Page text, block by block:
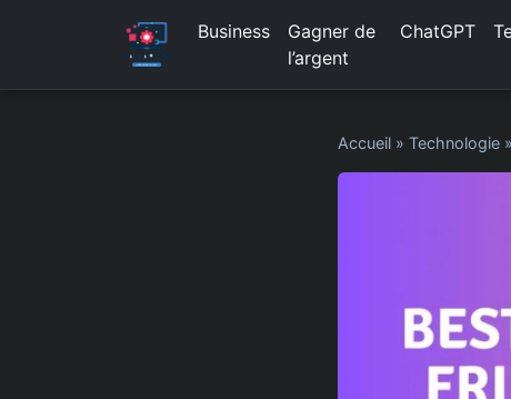
Business
Gagner de
l’argent
ChatGPT
Accueil » Technologie »